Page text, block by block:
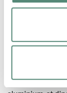
fotografier og
eller den rene,
hvid ramme,